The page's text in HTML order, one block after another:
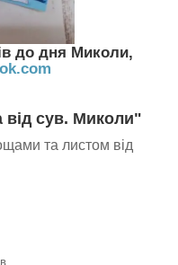
до дня Миколи,
від сув. Миколи"
та листом від